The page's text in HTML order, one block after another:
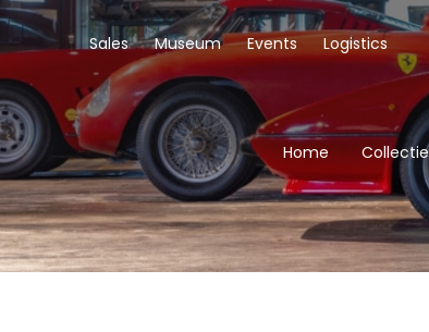
Sales Museum Events Logistics
Home Collectie